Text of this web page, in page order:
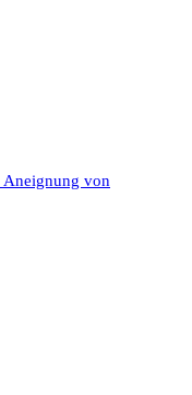
Aneignung von